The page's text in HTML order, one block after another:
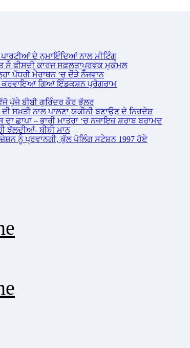
ਦੇ ਨੁਮਾਇੰਦਿਆਂ ਨਾਲ ਮੀਟਿੰਗ
ਸੌ ਫੀਸਦੀ ਕਾਰਜ ਸਫ਼ਲਤਾਪੂਰਵਕ ਮੁਕੰਮਲ
ਪੱਧਰੀ ਮੈਰਾਥਨ ’ਚ ਦੌੜੇ ਨੌਜਵਾਨ
ਕਰਵਾਇਆ ਗਿਆ ਇੰਡਕਸ਼ਨ ਪ੍ਰੋਗਰਾਮ
ਪੁੱਜੇ ਬੀਬੀ ਗੁਰਿੰਦਰ ਕੌਰ ਭੁੱਲਰ
ਸਖ਼ਤੀ ਨਾਲ ਪਾਲਣਾ ਯਕੀਨੀ ਬਣਾਉਣ ਦੇ ਨਿਰਦੇਸ਼
ਛਾਪਾ – ਭਾਰੀ ਮਾਤਰਾ ‘ਚ ਨਜਾਇਜ਼ ਸ਼ਰਾਬ ਬਰਾਮਦ
ਝੱਲਦੀਆਂ- ਬੀਬੀ ਮਾਨ
ਨੂੰ ਪ੍ਰਵਾਨਗੀ, ਕੁੱਲ ਪੋਲਿੰਗ ਸਟੇਸ਼ਨ 1997 ਹੋਏ